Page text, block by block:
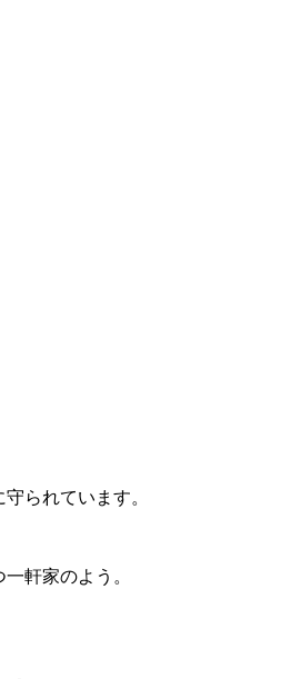
られています。
軒家のよう。